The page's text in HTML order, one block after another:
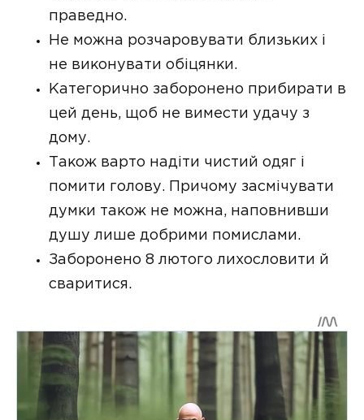
праведно.
Не можна розчаровувати близьких і
не виконувати обіцянки.
Категорично заборонено прибирати в
цей день, щоб не вимести удачу з
дому.
Також варто надіти чистий одяг і
помити голову. Причому засмічувати
думки також не можна, наповнивши
душу лише добрими помислами.
Заборонено 8 лютого лихословити й
сваритися.